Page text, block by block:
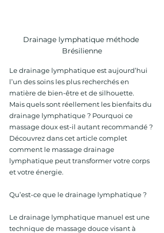
Drainage lymphatique méthode
Brésilienne
Le drainage lymphatique est aujourd’hui
l’un des soins les plus recherchés en
matière de bien-être et de silhouette.
Mais quels sont réellement les bienfaits du
drainage lymphatique ? Pourquoi ce
massage doux est-il autant recommandé ?
Découvrez dans cet article complet
comment le massage drainage
lymphatique peut transformer votre corps
et votre énergie.
Qu’est-ce que le drainage lymphatique ?
Le drainage lymphatique manuel est une
technique de massage douce visant à